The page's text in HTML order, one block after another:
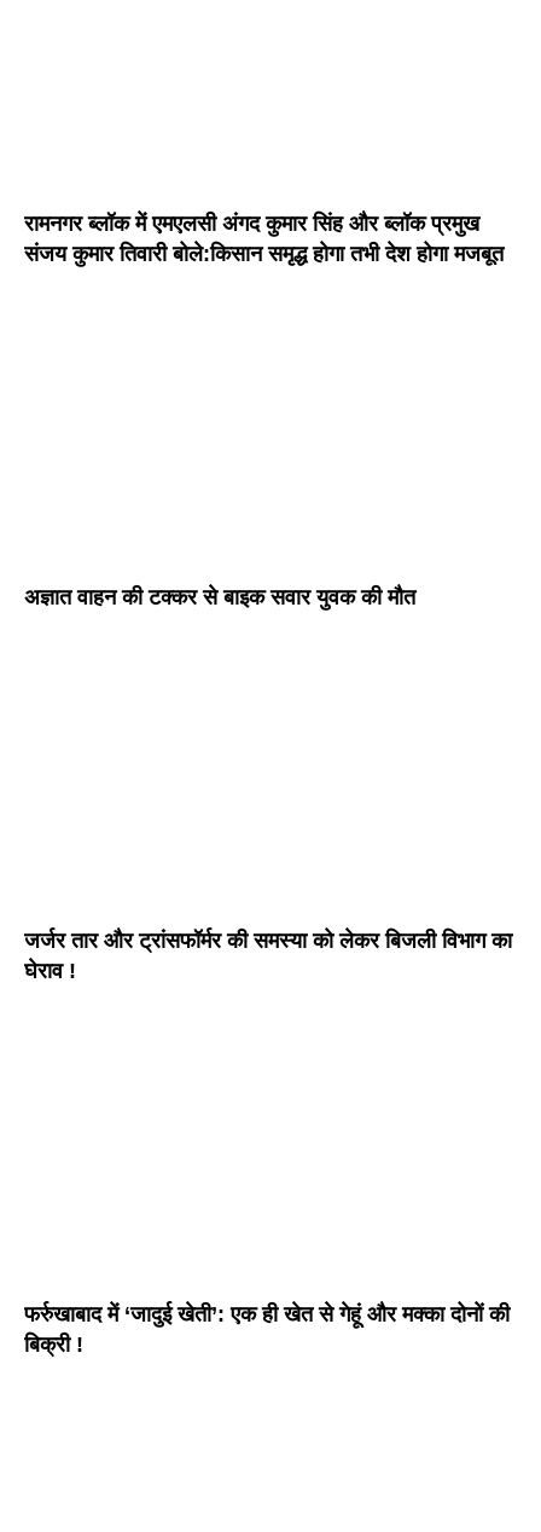
रामनगर ब्लॉक में एमएलसी अंगद कुमार सिंह और ब्लॉक प्रमुख
संजय कुमार तिवारी बोले:किसान समृद्ध होगा तभी देश होगा मजबूत
अज्ञात वाहन की टक्कर से बाइक सवार युवक की मौत
जर्जर तार और ट्रांसफॉर्मर की समस्या को लेकर बिजली विभाग का
घेराव !
फर्रुखाबाद में ‘जादुई खेती’: एक ही खेत से गेहूं और मक्का दोनों की
बिक्री !